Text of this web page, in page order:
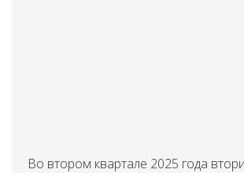
Во втором квартале 2025 года